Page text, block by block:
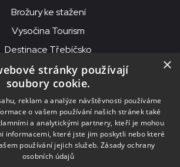
Brožury ke stažení
Vysočina Tourism
Destinace Třebíčsko
MKS Beseda Mor. Budějovice
organizace, Purcnerova 62, 676 02
Moravské Budějovice
CZ00091758, ID datové schránky: chjn2kd
×
stránky používají
soubory cookie.
reklam a analýze návštěvnosti používáme
o vašem používání našich stránek také
a analytickými partnery, kteří je mohou
informacemi, které jste jim poskytli nebo které
používání jejich služeb. Zásady ochrany
osobních údajů